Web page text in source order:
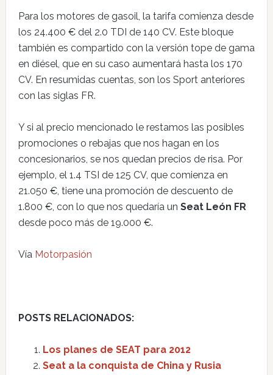
Para los motores de gasoil, la tarifa comienza desde
los 24.400 € del 2.0 TDI de 140 CV. Este bloque
también es compartido con la versión tope de gama
en diésel, que en su caso aumentará hasta los 170
CV. En resumidas cuentas, son los Sport anteriores
con las siglas FR.
Y si al precio mencionado le restamos las posibles
promociones o rebajas que nos hagan en los
concesionarios, se nos quedan precios de risa. Por
ejemplo, el 1.4 TSI de 125 CV, que comienza en
21.050 €, tiene una promoción de descuento de
1.800 €, con lo que nos quedaría un Seat León FR
desde poco más de 19.000 €.
Vía Motorpasión
POSTS RELACIONADOS:
Los planes de SEAT para 2012
Seat a la conquista de China y Rusia